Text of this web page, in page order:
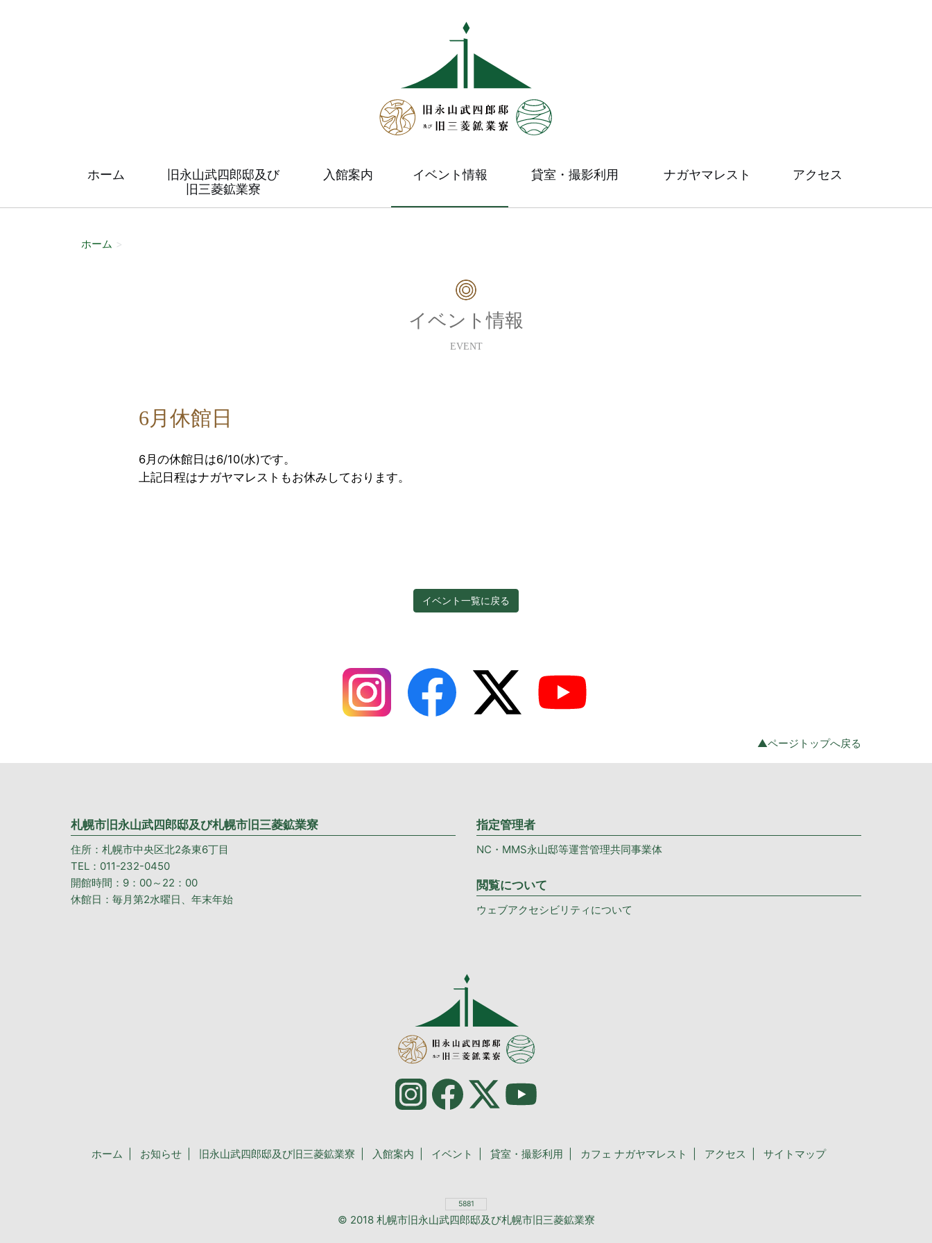
ホーム
旧永山武四郎邸及び
旧三菱鉱業寮
入館案内 イベント情報 貸室・撮影利用 ナガヤマレスト アクセス
ホーム
イベント情報
EVENT
6月休館日
6月の休館日は6/10(水)です。
上記日程はナガヤマレストもお休みしております。
イベント一覧に戻る
▲ページトップへ戻る
札幌市旧永山武四郎邸及び札幌市旧三菱鉱業寮
住所：札幌市中央区北2条東6丁目
TEL：011-232-0450
開館時間：9：00～22：00
休館日：毎月第2水曜日、年末年始
指定管理者
NC・MMS永山邸等運営管理共同事業体
閲覧について
ウェブアクセシビリティについて
ホーム お知らせ 旧永山武四郎邸及び旧三菱鉱業寮 入館案内 イベント 貸室・撮影利用 カフェ ナガヤマレスト アクセス サイトマップ
5881
© 2018 札幌市旧永山武四郎邸及び札幌市旧三菱鉱業寮